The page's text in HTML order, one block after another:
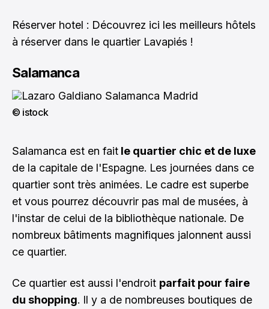
Réserver hotel : Découvrez ici les meilleurs hôtels
à réserver dans le quartier Lavapiés !
Salamanca
© istock
Salamanca est en fait le quartier chic et de luxe
de la capitale de l'Espagne. Les journées dans ce
quartier sont très animées. Le cadre est superbe
et vous pourrez découvrir pas mal de musées, à
l'instar de celui de la bibliothèque nationale. De
nombreux bâtiments magnifiques jalonnent aussi
ce quartier.
Ce quartier est aussi l'endroit parfait pour faire
du shopping. Il y a de nombreuses boutiques de